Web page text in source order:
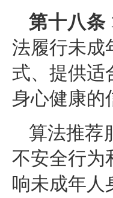
第十八条
法履行未成
式、提供适
身心健康的
算法推荐
不安全行为
响未成年人